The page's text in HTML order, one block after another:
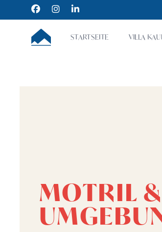
FacebookInstagramLinkedIn
CUMBRE VILLASSTARTSEITE VILLA
MOTRIL &